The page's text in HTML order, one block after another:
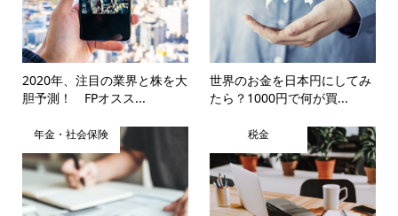
2020年、注目の業界と株を大
胆予測！ FPオスス...
世界のお金を日本円にしてみ
たら？1000円で何が買...
年金・社会保険 税金